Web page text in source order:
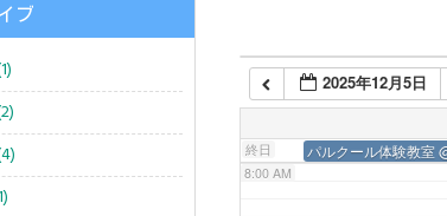
2025年12月5日
終日 パルクール体験教室
7:00 AM
8:00 AM
ブ